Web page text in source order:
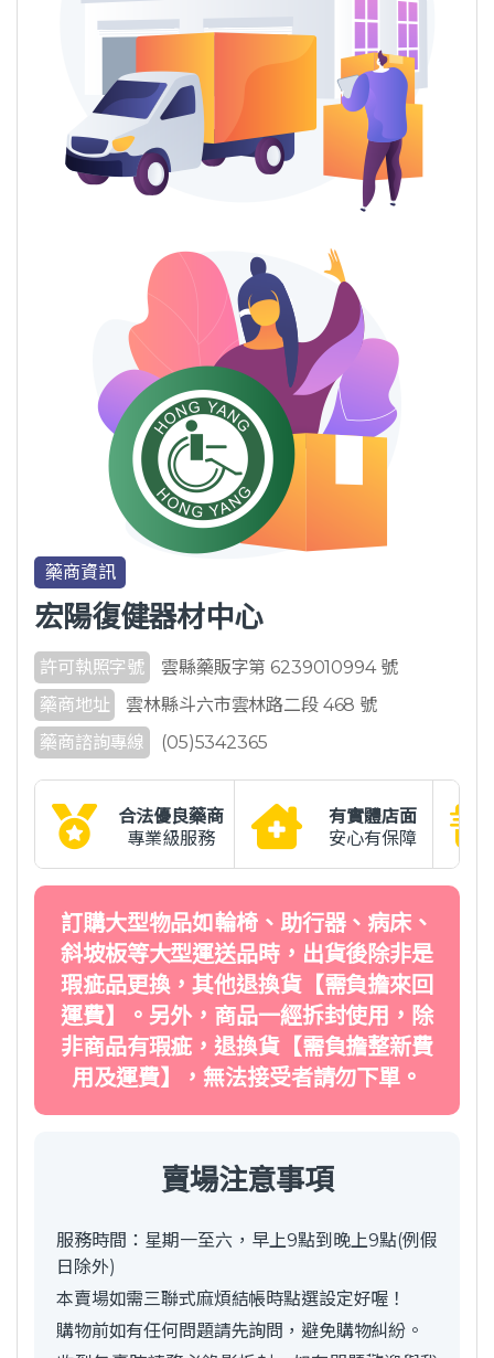
藥商資訊
宏陽復健器材中心
許可執照字號
雲縣藥販字第 6239010994 號
藥商地址
雲林縣斗六市雲林路二段 468 號
藥商諮詢專線
(05)5342365
合法優良藥商
專業級服務
有實體店面
安心有保障
訂購大型物品如輪椅、助行器、病床、
斜坡板等大型運送品時，出貨後除非是
瑕疵品更換，其他退換貨【需負擔來回
運費】。另外，商品一經拆封使用，除
非商品有瑕疵，退換貨【需負擔整新費
用及運費】，無法接受者請勿下單。
賣場注意事項
服務時間：星期一至六，早上9點到晚上9點(例假
日除外)
本賣場如需三聯式麻煩結帳時點選設定好喔！
購物前如有任何問題請先詢問，避免購物糾紛。